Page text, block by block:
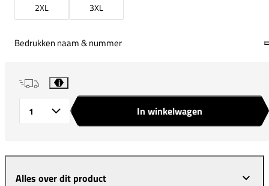
2XL
3XL
Bedrukken naam & nummer
i
In winkelwagen
Alles over dit product